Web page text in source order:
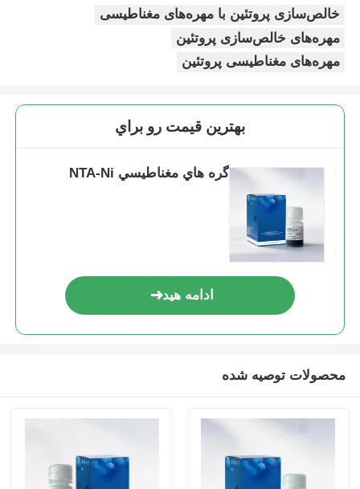
گره های مغناطیسی فعال سطح
خالص‌سازی پروتئین با مهره‌های مغناطیسی
مهره‌های خالص‌سازی پروتئین
مهره‌های مغناطیسی پروتئین
بهترين قيمت رو براي
گره هاي مغناطيسي NTA-Ni
ادامه هید
محصولات توصیه شده